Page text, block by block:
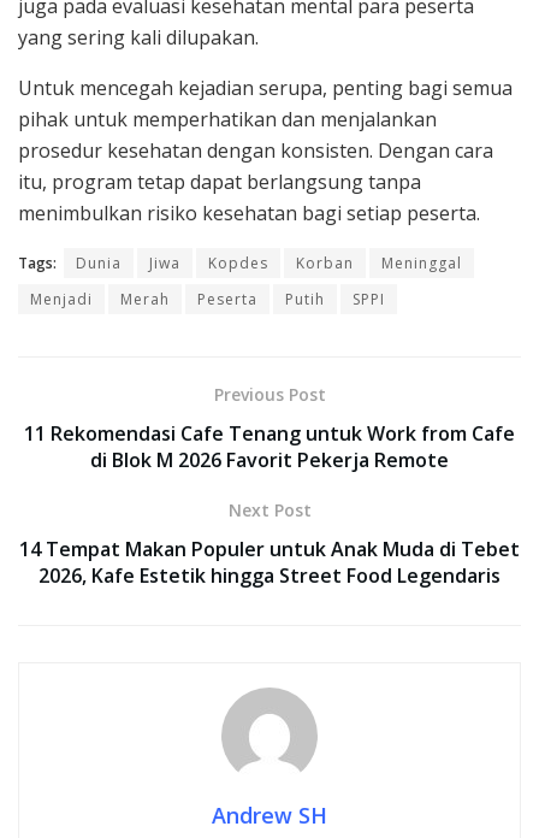
juga pada evaluasi kesehatan mental para peserta
yang sering kali dilupakan.
Untuk mencegah kejadian serupa, penting bagi semua
pihak untuk memperhatikan dan menjalankan
prosedur kesehatan dengan konsisten. Dengan cara
itu, program tetap dapat berlangsung tanpa
menimbulkan risiko kesehatan bagi setiap peserta.
Tags: Dunia Jiwa Kopdes Korban
Meninggal
Menjadi
Merah Peserta Putih SPPI
Previous Post
11 Rekomendasi Cafe Tenang untuk Work from Cafe
di Blok M 2026 Favorit Pekerja Remote
Next Post
14 Tempat Makan Populer untuk Anak Muda di Tebet
2026, Kafe Estetik hingga Street Food Legendaris
Andrew SH